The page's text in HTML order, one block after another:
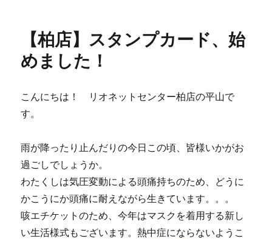
【柏店】スタンプカード、始
めました！
こんにちは！ リオネットセンター柏店の平山で
す。
雨が降ったり止んだりの今日この頃、皆様いかがお
過ごしでしょうか。
わたくしは気圧変動による頭痛持ちのため、どうに
かこうにか頭痛に耐えながら生きています。。。
咳エチケットのため、今年はマスクを着用する新し
い生活様式もございます。熱中症にならないようこ